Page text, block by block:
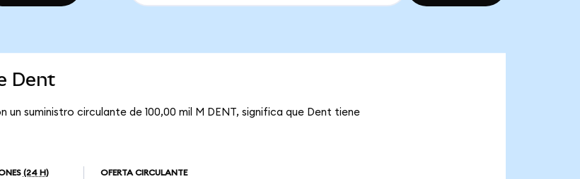
Dent
un suministro circulante de 100,00 mil M DENT, significa que Dent tiene
(24 H) OFERTA CIRCULANTE